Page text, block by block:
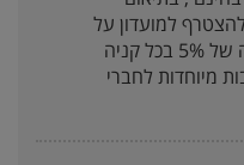
למועדון על
המשקל להנות מהנחה קבועה של 5% בכל קניה
מיוחדות לחברי